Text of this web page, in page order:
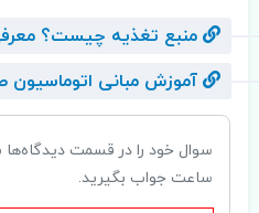
منبع تغذیه چیست؟
کاربرد آن
آموزش مبانی اتوماسیون
ساعت جواب بگیرید.